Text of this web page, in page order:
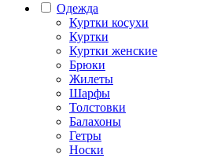
Одежда
Куртки косухи
Куртки
Куртки женские
Брюки
Жилеты
Шарфы
Толстовки
Балахоны
Гетры
Носки